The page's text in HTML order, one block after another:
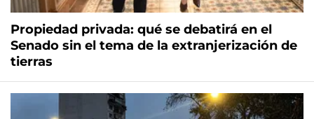
Propiedad privada: qué se debatirá en el
Senado sin el tema de la extranjerización de
tierras